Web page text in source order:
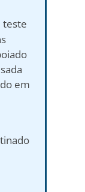
teste
em